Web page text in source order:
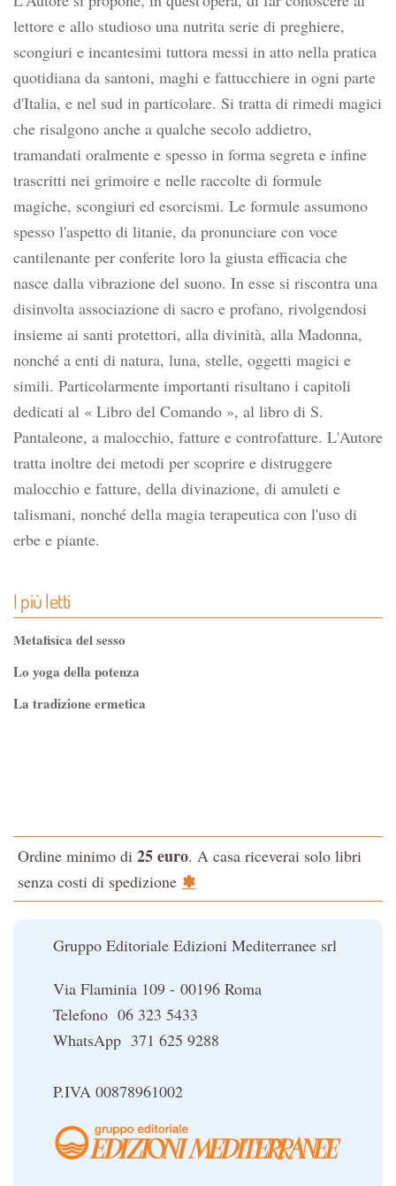
lettore e allo studioso una nutrita serie di preghiere,
scongiuri e incantesimi tuttora messi in atto nella pratica
quotidiana da santoni, maghi e fattucchiere in ogni parte
d'Italia, e nel sud in particolare. Si tratta di rimedi magici
che risalgono anche a qualche secolo addietro,
tramandati oralmente e spesso in forma segreta e infine
trascritti nei grimoire e nelle raccolte di formule
magiche, scongiuri ed esorcismi. Le formule assumono
spesso l'aspetto di litanie, da pronunciare con voce
cantilenante per conferite loro la giusta efficacia che
nasce dalla vibrazione del suono. In esse si riscontra una
disinvolta associazione di sacro e profano, rivolgendosi
insieme ai santi protettori, alla divinità, alla Madonna,
nonché a enti di natura, luna, stelle, oggetti magici e
simili. Particolarmente importanti risultano i capitoli
dedicati al « Libro del Comando », al libro di S.
Pantaleone, a malocchio, fatture e controfatture. L'Autore
tratta inoltre dei metodi per scoprire e distruggere
malocchio e fatture, della divinazione, di amuleti e
talismani, nonché della magia terapeutica con l'uso di
erbe e piante.
I più letti
Metafisica del sesso
Lo yoga della potenza
La tradizione ermetica
La Cabala
Il potere del serpente
Ordine minimo di 25 euro. A casa riceverai solo libri
senza costi di spedizione ✽
Gruppo Editoriale Edizioni Mediterranee srl
Via Flaminia 109 - 00196 Roma
Telefono 06 323 5433
WhatsApp 371 625 9288
P.IVA 00878961002